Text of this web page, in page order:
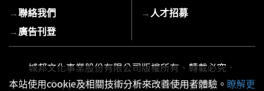
→聯絡我們
→廣告刊登
→人才招募
城邦文化事業股份有限公司版權所有、轉載必究．
Copyright © 2026 Cite Publishing Ltd.
本站使用cookie及相關技術分析來改善使用者體驗。 瞭解更